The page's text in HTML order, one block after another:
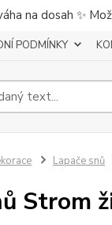
na dosah ✨
PODMÍNKY
Lapače snů
Strom